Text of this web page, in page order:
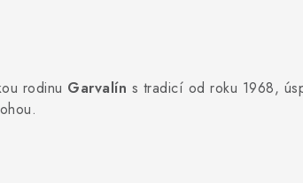
rodinu Garvalín s tradicí od roku 1968,